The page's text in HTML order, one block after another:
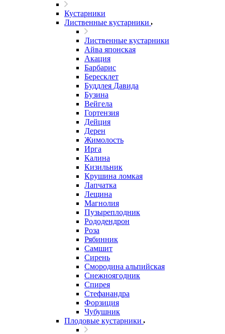
Кустарники
Лиственные кустарники
Лиственные кустарники
Айва японская
Акация
Барбарис
Бересклет
Буддлея Давида
Бузина
Вейгела
Гортензия
Дейция
Дерен
Жимолость
Ирга
Калина
Кизильник
Крушина ломкая
Лапчатка
Лещина
Магнолия
Пузыреплодник
Рододендрон
Роза
Рябинник
Самшит
Сирень
Смородина альпийская
Снежноягодник
Спирея
Стефанандра
Форзиция
Чубушник
Плодовые кустарники